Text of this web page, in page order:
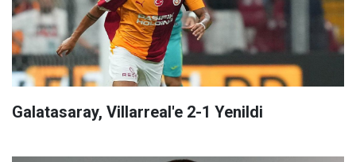
Galatasaray, Villarreal'e 2-1 Yenildi